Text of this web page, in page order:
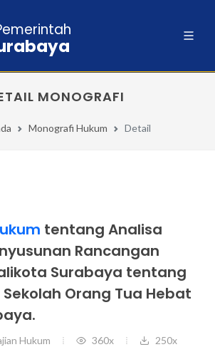
MONOGRAFI
Monografi Hukum Detail
tentang Analisa
Rancangan
Surabaya tentang
Orang Tua Hebat
Hukum 360x 250x